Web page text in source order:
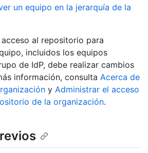
un equipo en la jerarquía de la
al repositorio para
incluidos los equipos
de IdP, debe realizar cambios
información, consulta Acerca de
y Administrar el acceso
de la organización.